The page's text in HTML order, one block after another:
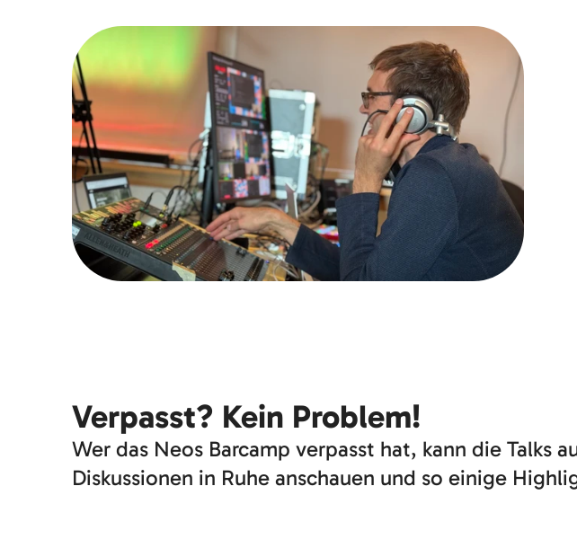
Verpasst? Kein Problem!
Wer das Neos Barcamp verpasst hat, kann die Talks
Diskussionen in Ruhe anschauen und so einige
Möchtest du